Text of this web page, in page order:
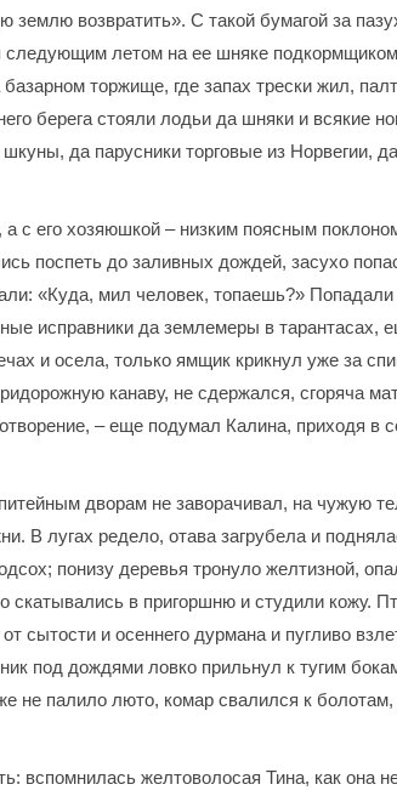
землю возвратить». С такой бумагой за
летом на ее шняке
торжище, где запах трески жил,
берега стояли лодьи да шняки и всякие
да парусники торговые из Норвегии,
с его хозяюшкой – низким поясным
поспеть до заливных дождей, засухо
«Куда, мил человек, топаешь?» Попадали
исправники да землемеры в тарантасах,
и осела, только ямщик крикнул уже за
канаву, не сдержался, сгоряча
– еще подумал Калина, приходя в
дворам не заворачивал, на чужую
В лугах редело, отава загрубела и
понизу деревья тронуло желтизной,
скатывались в пригоршню и студили кожу.
сытости и осеннего дурмана и пугливо
под дождями ловко прильнул к тугим
не палило люто, комар свалился к
желтоволосая Тина, как она